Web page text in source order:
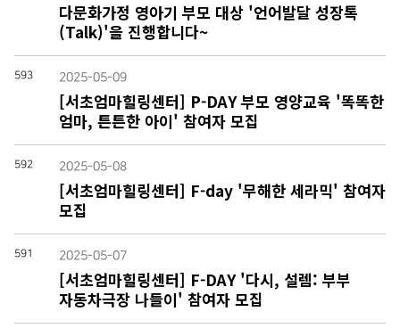
다문화가정 영아기 부모 대상 '언어발달 성장톡
(Talk)'을 진행합니다~
593
[서초엄마힐링센터] P-DAY 부모 영양교육 '똑똑한
엄마, 튼튼한 아이' 참여자 모집
2025-05-09
592
[서초엄마힐링센터] F-day '무해한 세라믹' 참여자
모집
2025-05-08
591
[서초엄마힐링센터] F-DAY '다시, 설렘: 부부
자동차극장 나들이' 참여자 모집
2025-05-07